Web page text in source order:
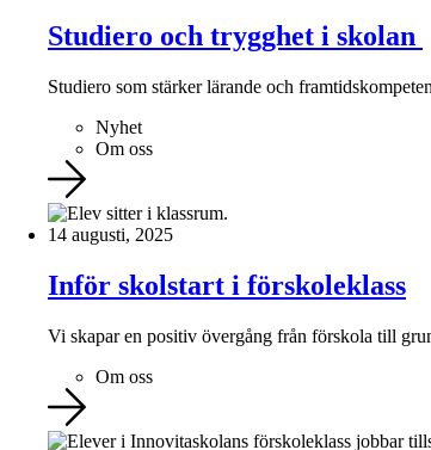
Studiero och trygghet i skolan
Studiero som stärker lärande och
Nyhet
Om oss
14 augusti, 2025
Inför skolstart i förskoleklass
Vi skapar en positiv övergång från förskola till
Om oss